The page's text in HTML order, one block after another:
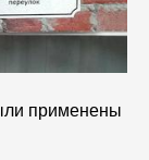
применены